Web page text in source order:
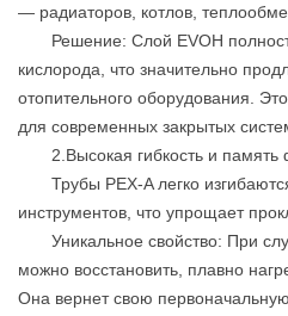
— радиаторов, котлов,
Решение: Слой EVOH
кислорода, что значительно
отопительного оборудования.
для современных закрытых
2.Высокая гибкость и память
Трубы PEX-A легко
инструментов, что упрощает
Уникальное свойство: При
можно восстановить, плавно
Она вернет свою